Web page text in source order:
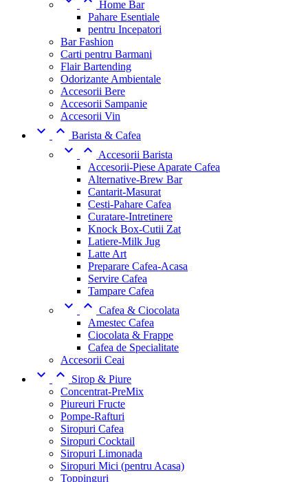
Home Bar
Pahare Esentiale
pentru Incepatori
Bar Fashion
Carti pentru Barmani
Flair Bartending
Odorizante Ambientale
Accesorii Bere
Accesorii Sampanie
Accesorii Vin
  Barista & Cafea
  Accesorii Barista
Accesorii-Piese Aparate Cafea
Alternative-Brew Bar
Cantarit-Masurat
Cesti-Pahare Cafea
Curatare-Intretinere
Knock Box-Cutii Zat
Latiere-Milk Jug
Latte Art
Preparare Cafea-Acasa
Servire Cafea
Tampare Cafea
  Cafea & Ciocolata
Amestec Cafea
Ciocolata & Frappe
Cafea de Specialitate
Accesorii Ceai
 
Sirop & Piure
Concentrat-PreMix
Piureuri Fructe
Pompe-Rafturi
Siropuri Cafea
Siropuri Cocktail
Siropuri Limonada
Siropuri Mici (pentru Acasa)
Toppinguri